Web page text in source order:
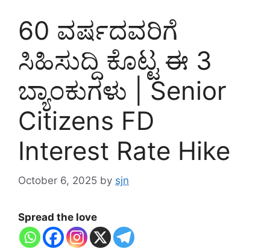
60 ವರ್ಷದವರಿಗೆ
ಸಿಹಿಸುದ್ದಿ ಕೊಟ್ಟ ಈ 3
ಬ್ಯಾಂಕುಗಳು | Senior
Citizens FD
Interest Rate Hike
October 6, 2025 by sjn
Spread the love